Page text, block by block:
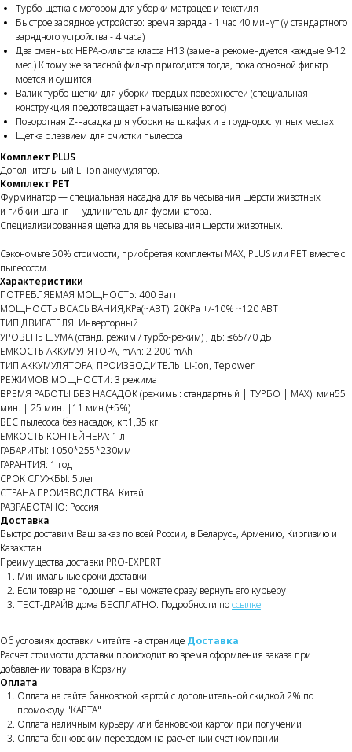
Турбо-щетка с мотором для уборки матрацев и текстиля
Быстрое зарядное устройство: время заряда - 1 час 40 минут (у стандартного
зарядного устройства - 4 часа)
Два сменных HEPA-фильтра класса H13 (замена рекомендуется каждые 9-12
мес.) К тому же запасной фильтр пригодится тогда, пока основной фильтр
моется и сушится.
Валик турбо-щетки для уборки твердых поверхностей (специальная
конструкция предотвращает наматывание волос)
Поворотная Z-насадка для уборки на шкафах и в труднодоступных местах
Щетка с лезвием для очистки пылесоса
Комплект PLUS
Дополнительный Li-ion аккумулятор.
Комплект PET
Фурминатор — специальная насадка для вычесывания шерсти животных
и гибкий шланг — удлинитель для фурминатора.
Специализированная щетка для вычесывания шерсти животных.
Сэкономьте 50% стоимости, приобретая комплекты MAX, PLUS или PET вместе с
пылесосом.
Характеристики
ПОТРЕБЛЯЕМАЯ МОЩНОСТЬ: 400 Ватт
МОЩНОCТЬ ВСАСЫВАНИЯ,KPa(~АВТ): 20KPa +/-10% ~120 АВТ
ТИП ДВИГАТЕЛЯ: Инверторный
УРОВЕНЬ ШУМА (станд. режим / турбо-режим) , дБ: ≤65/70 дБ
ЕМКОСТЬ АККУМУЛЯТОРА, mAh: 2 200 mAh
ТИП АККУМУЛЯТОРА, ПРОИЗВОДИТЕЛЬ: Li-Ion, Tepower
РЕЖИМОВ МОЩНОСТИ: 3 режима
ВРЕМЯ РАБОТЫ БЕЗ НАСАДОК (режимы: стандартный | ТУРБО | MAX): мин55
мин. | 25 мин. |11 мин.(±5%)
ВЕС пылесоса без насадок, кг:1,35 кг
ЕМКОСТЬ КОНТЕЙНЕРА: 1 л
ГАБАРИТЫ: 1050*255*230мм
ГАРАНТИЯ: 1 год
СРОК СЛУЖБЫ: 5 лет
СТРАНА ПРОИЗВОДСТВА: Китай
РАЗРАБОТАНО: Россия
Доставка
Быстро доставим Ваш заказ по всей России, в Беларусь, Армению, Киргизию и
Казахстан
Преимущества доставки PRO-EXPERT
Минимальные сроки доставки
Если товар не подошел – вы можете сразу вернуть его курьеру
ТЕСТ-ДРАЙВ дома БЕСПЛАТНО. Подробности поссылке
Об условиях доставки читайте на странице Доставка
Расчет стоимости доставки происходит во время оформления заказа при
добавлении товара в Корзину
Оплата
Оплата на сайте банковской картой с дополнительной скидкой 2% по
промокоду "КАРТА"
Оплата наличным курьеру или банковской картой при получении
Оплата банковским переводом на расчетный счет компании